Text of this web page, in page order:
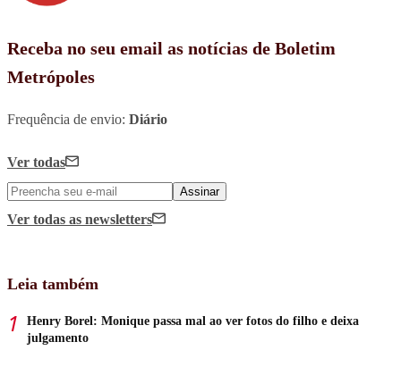
Receba no seu email as notícias de Boletim
Metrópoles
Frequência de envio: Diário
Ver todas
Assinar
Ver todas as newsletters
Leia também
Henry Borel: Monique passa mal ao ver fotos do filho e deixa
julgamento